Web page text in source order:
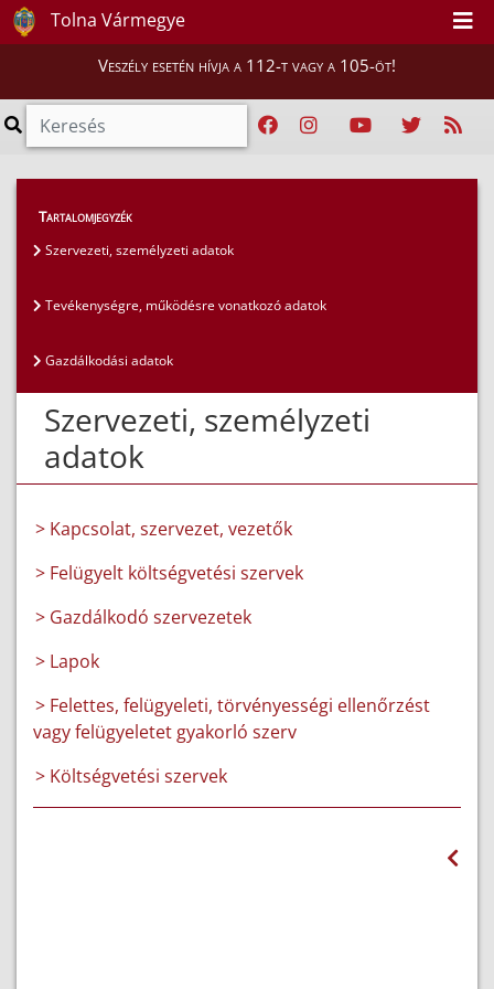
Tolna Vármegye
Veszély esetén hívja a 112-t vagy a 105-öt!
Közérdekű adatok
Szervezeti, személyzeti adatok
Tartalomjegyzék
Szervezeti, személyzeti adatok
Tevékenységre, működésre vonatkozó adatok
Gazdálkodási adatok
Szervezeti, személyzeti
adatok
> Kapcsolat, szervezet, vezetők
> Felügyelt költségvetési szervek
> Gazdálkodó szervezetek
> Lapok
> Felettes, felügyeleti, törvényességi ellenőrzést
vagy felügyeletet gyakorló szerv
> Költségvetési szervek